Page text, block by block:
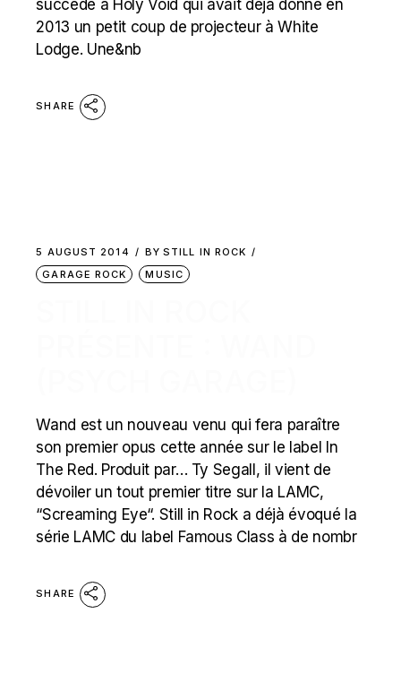
succède à Holy Void qui avait déjà donné en
2013 un petit coup de projecteur à White
Lodge. Une&nb
SHARE
5 AUGUST 2014 BY STILL IN ROCK
GARAGE ROCK
MUSIC
Wand est un nouveau venu qui fera paraître
son premier opus cette année sur le label In
The Red. Produit par… Ty Segall, il vient de
dévoiler un tout premier titre sur la LAMC,
“Screaming Eye“. Still in Rock a déjà évoqué la
série LAMC du label Famous Class à de nombr
SHARE